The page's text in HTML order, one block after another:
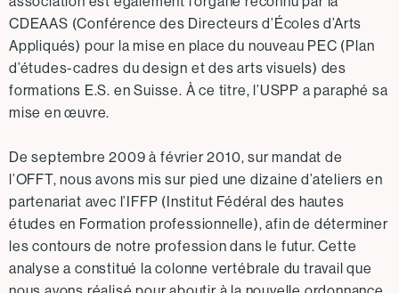
CDEAAS (Conférence des Directeurs d’Écoles d’Arts
Appliqués) pour la mise en place du nouveau PEC (Plan
d’études-cadres du design et des arts visuels) des
formations E.S. en Suisse. À ce titre, l’USPP a paraphé sa
mise en œuvre.
De septembre 2009 à février 2010, sur mandat de
l’OFFT, nous avons mis sur pied une dizaine d’ateliers en
partenariat avec l’IFFP (Institut Fédéral des hautes
études en Formation professionnelle), afin de déterminer
les contours de notre profession dans le futur. Cette
analyse a constitué la colonne vertébrale du travail que